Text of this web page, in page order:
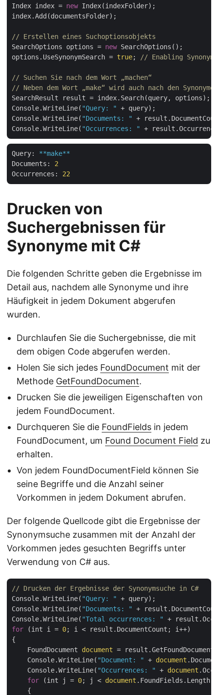
Index index = new Index(indexFolder);
index.Add(documentsFolder);
// Erstellen eines Suchoptionsobjekts
SearchOptions options = new SearchOptions();
options.UseSynonymSearch = true; // Enabling Synonym
// Suchen Sie nach dem Wort „machen“
// Neben dem Wort „make“ wird auch nach den
SearchResult result = index.Search(query, options);
Console.WriteLine( "Query: "
+ query);
Console.WriteLine( "Documents: "
+
Console.WriteLine( "Occurrences: "
Query:
**make**
Documents:
2
Occurrences:
22
Drucken von
Suchergebnissen für
Synonyme mit C#
Die folgenden Schritte geben die Ergebnisse im
Detail aus, nachdem alle Synonyme und ihre
Häufigkeit in jedem Dokument abgerufen
wurden.
Durchlaufen Sie die Suchergebnisse, die mit
dem obigen Code abgerufen werden.
Holen Sie sich jedes FoundDocument mit der
Methode GetFoundDocument.
Drucken Sie die jeweiligen Eigenschaften von
jedem FoundDocument.
Durchqueren Sie die FoundFields in jedem
FoundDocument, um Found Document Field zu
erhalten.
Von jedem FoundDocumentField können Sie
seine Begriffe und die Anzahl seiner
Vorkommen in jedem Dokument abrufen.
Der folgende Quellcode gibt die Ergebnisse der
Synonymsuche zusammen mit der Anzahl der
Vorkommen jedes gesuchten Begriffs unter
Verwendung von C# aus.
// Drucken der Ergebnisse der Synonymsuche in C#
Console.WriteLine( "Query: "
+ query);
Console.WriteLine( "Documents: "
+
Console.WriteLine( "Total occurrences: "
+
for (int i = 0; i < result.DocumentCount; i++)
{
    FoundDocument
document =
    Console.WriteLine(
"Document: " + document
    Console.WriteLine(
"Occurrences: " + document
for (int j = 0; j < document
    {